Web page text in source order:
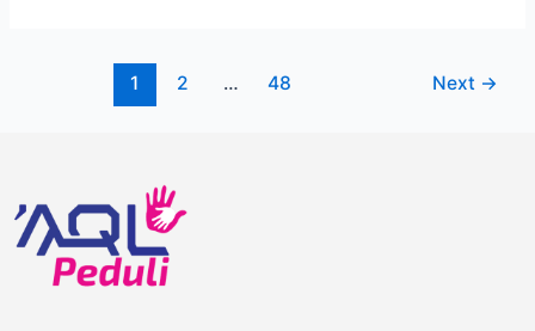
1 2 … 48 Next →